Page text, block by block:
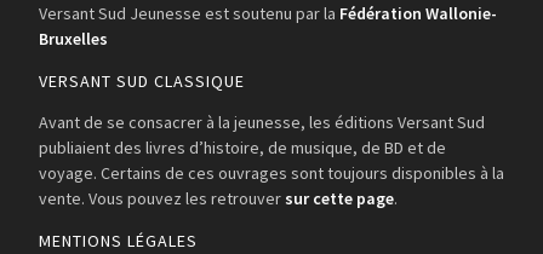
Versant Sud Jeunesse est soutenu par la Fédération Wallonie-
Bruxelles
VERSANT SUD CLASSIQUE
Avant de se consacrer à la jeunesse, les éditions Versant Sud
publiaient des livres d’histoire, de musique, de BD et de
voyage. Certains de ces ouvrages sont toujours disponibles à la
vente. Vous pouvez les retrouver sur cette page.
MENTIONS LÉGALES